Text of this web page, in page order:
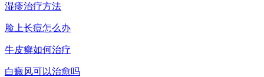
湿疹治疗方法
脸上长痘怎么办
牛皮癣如何治疗
白癜风可以治愈吗